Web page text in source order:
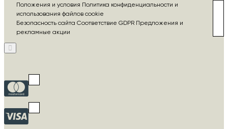
Положения и условия Политика конфиденциальности и
использования файлов cookie
Безопасность сайта Соответствие GDPR Предложения и
рекламные акции